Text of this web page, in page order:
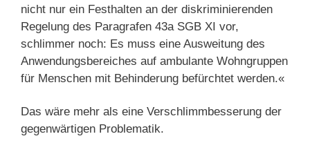
nicht nur ein Festhalten an der diskriminierenden
Regelung des Paragrafen 43a SGB XI vor,
schlimmer noch: Es muss eine Ausweitung des
Anwendungsbereiches auf ambulante Wohngruppen
für Menschen mit Behinderung befürchtet werden.«
Das wäre mehr als eine Verschlimmbesserung der
gegenwärtigen Problematik.